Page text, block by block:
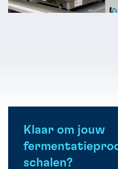
Klaar om jouw
schalen?